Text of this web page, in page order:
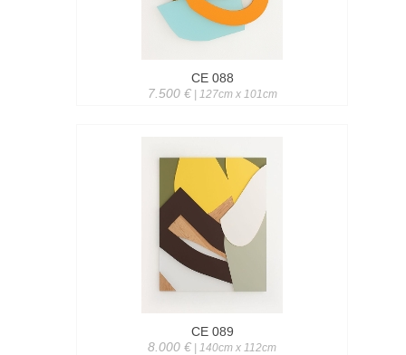
CE 088
7.500 €| 127cm x 101cm
CE 089
8.000 € | 140cm x 112cm